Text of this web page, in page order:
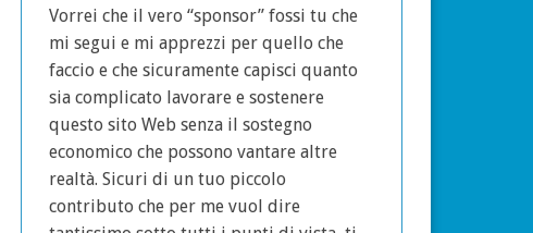
Vorrei che il vero “sponsor” fossi tu che
mi segui e mi apprezzi per quello che
faccio e che sicuramente capisci quanto
sia complicato lavorare e sostenere
questo sito Web senza il sostegno
economico che possono vantare altre
realtà. Sicuri di un tuo piccolo
contributo che per me vuol dire